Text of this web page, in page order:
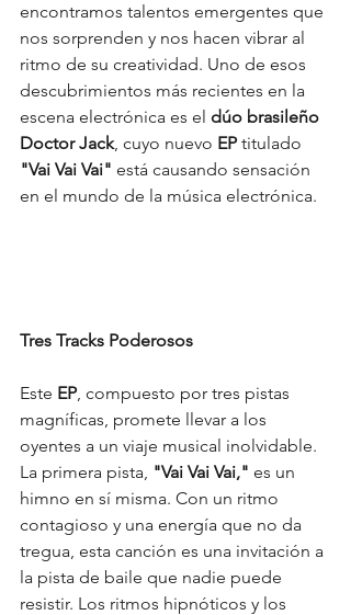
encontramos talentos emergentes que
nos sorprenden y nos hacen vibrar al
ritmo de su creatividad. Uno de esos
descubrimientos más recientes en la
escena electrónica es el dúo brasileño
Doctor Jack, cuyo nuevo EP titulado
"Vai Vai Vai" está causando sensación
en el mundo de la música electrónica.
Tres Tracks Poderosos
Este EP , compuesto por tres pistas
magníficas, promete llevar a los
oyentes a un viaje musical inolvidable.
La primera pista, "Vai Vai Vai," es un
himno en sí misma. Con un ritmo
contagioso y una energía que no da
tregua, esta canción es una invitación a
la pista de baile que nadie puede
resistir. Los ritmos hipnóticos y los